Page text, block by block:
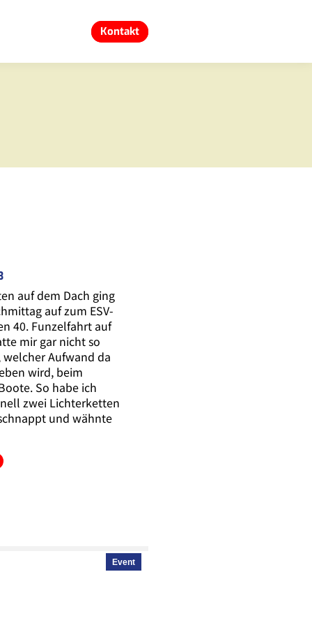
Kontakt
auf dem Dach ging
auf zum ESV-
40. Funzelfahrt auf
mir gar nicht so
Aufwand da
wird, beim
So habe ich
zwei Lichterketten
und wähnte
Event